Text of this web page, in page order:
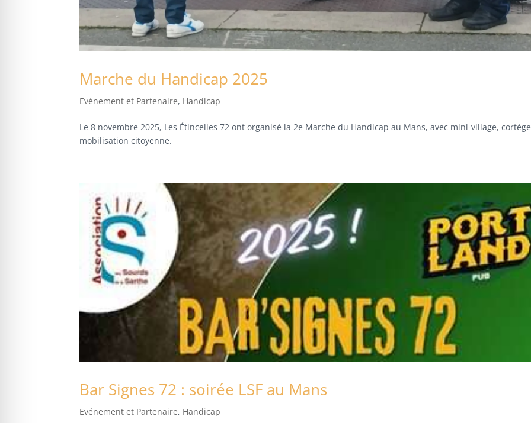
Marche du Handicap 2025
Evénement et Partenaire, Handicap
Le 8 novembre 2025, Les Étincelles 72 ont organisé la 2e Marche du Handicap au Mans, avec mini-village,
mobilisation citoyenne.
Bar Signes 72 : soirée LSF au Mans
Evénement et Partenaire, Handicap